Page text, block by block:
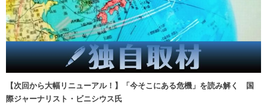
【次回から大幅リニューアル！】「今そこにある危機」を読み解く 国
際ジャーナリスト・ビニシウス氏